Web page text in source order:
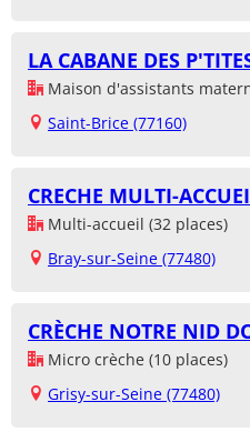
LA CABANE DES
Maison d'assistants
Saint-Brice (77160)
CRECHE MULTI-
Multi-accueil (32 places)
Bray-sur-Seine (77480)
CRÈCHE NOTRE NID
Micro crèche (10 places)
Grisy-sur-Seine (77480)